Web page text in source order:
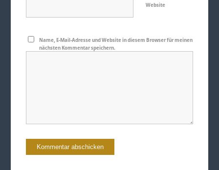
Website
Name, E-Mail-Adresse und Website in diesem Browser für meinen
nächsten Kommentar speichern.